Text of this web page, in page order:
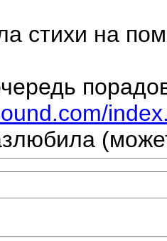
стихи на